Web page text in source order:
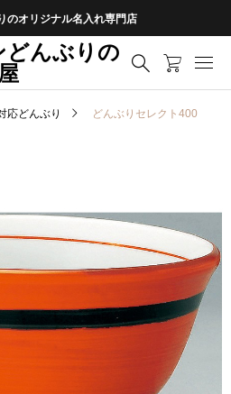
のオリジナル名入れ専門店
どんぶりの
応どんぶり どんぶりセレクト400